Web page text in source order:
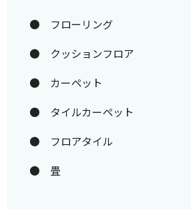
● フローリング
● クッションフロア
● カーペット
● タイルカーペット
● フロアタイル
● 畳